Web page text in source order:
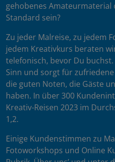
gehobenes Amateurmaterial
Standard sein?
Zu jeder Malreise, zu jedem
jedem Kreativkurs beraten
telefonisch, bevor Du
Sinn und sorgt für
die guten Noten, die Gäste
haben. In über 300
Kreativ-Reisen 2023 im
1,2.
Einige Kundenstimmen zu
Fotoworkshops und Online